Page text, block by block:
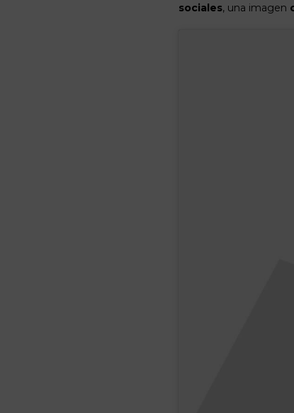
sociales, una imagen